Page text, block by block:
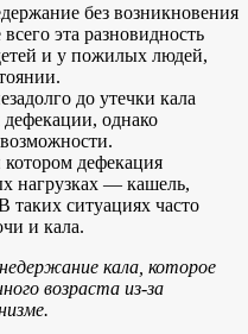
без возникновения
эта разновидность
и у пожилых людей,
до утечки кала
однако
дефекация
нагрузках — кашель,
таких ситуациях часто
и кала.
кала, которое
возраста из-за